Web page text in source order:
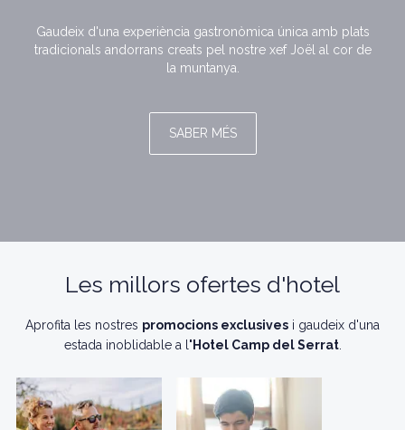
Gaudeix d'una experiència gastronòmica única amb plats
tradicionals andorrans creats pel nostre xef Joël al cor de
la muntanya.
SABER MÉS
Les millors ofertes d'hotel
Aprofita les nostres promocions exclusives i gaudeix d'una
estada inoblidable a l 'Hotel Camp del Serrat.